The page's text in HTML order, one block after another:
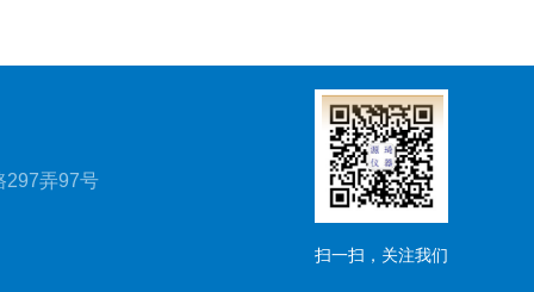
297弄97号
扫一扫，关注我们